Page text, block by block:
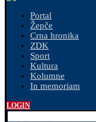
Portal
Žepče
Crna hronika
ZDK
Sport
Kultura
Kolumne
In memoriam
LOGIN